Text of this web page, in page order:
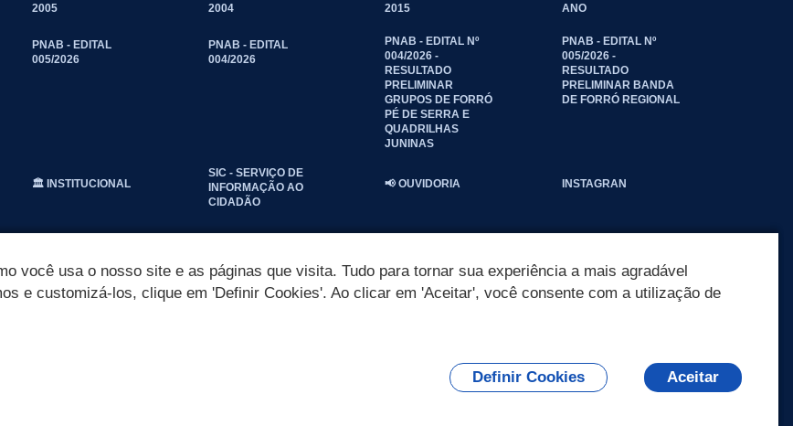
2005
2004
2015
ANO
PNAB - EDITAL
005/2026
PNAB - EDITAL
004/2026
PNAB - EDITAL Nº
004/2026 -
RESULTADO
PRELIMINAR
GRUPOS DE FORRÓ
PÉ DE SERRA E
QUADRILHAS
JUNINAS
PNAB - EDITAL Nº
005/2026 -
RESULTADO
PRELIMINAR BANDA
DE FORRÓ REGIONAL
🏛️ INSTITUCIONAL
SIC - SERVIÇO DE
INFORMAÇÃO AO
CIDADÃO
📢 OUVIDORIA INSTAGRAN
você usa o nosso site e as páginas que visita. Tudo para tornar sua experiência a mais agradável
e customizá-los, clique em 'Definir Cookies'. Ao clicar em 'Aceitar', você consente com a utilização de
Definir Cookies Aceitar